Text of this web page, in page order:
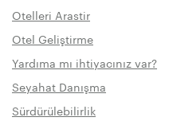
Otelleri Arastir
Otel Geliştirme
Yardıma mı ihtiyacınız var?
Seyahat Danışma
Sürdürülebilirlik